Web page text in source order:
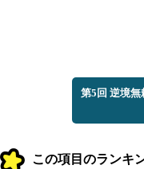
第5回 逆境
この項目のランキ